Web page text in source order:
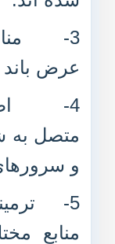
3-
عرض
4-
متصل به
و
5-
منابع